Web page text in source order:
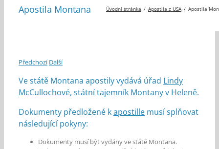
Apostila Montana Úvodní stránka Apostila z USA Apostila
Předchozí Další
Ve státě Montana apostily vydává úřad Lindy
McCullochové, státní tajemník Montany v Heleně.
Dokumenty předložené kapostille musí splňovat
následující pokyny:
Dokumenty musí být vydány ve státě Montana.